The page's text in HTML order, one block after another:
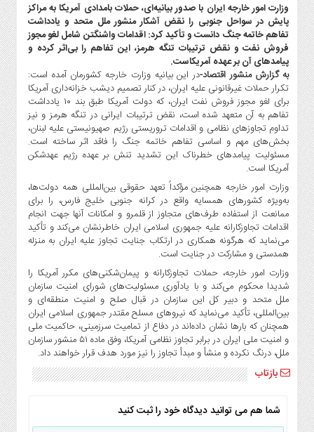
آپ
و
فن
آوری
بانک
،
بیمه
و
ارز
دیجیتال
کشاورزی
و
صنایع
غذایی
سیاسی
و
بین
الملل
نگاه
روز
گوناگون
وزارت امور خارجه ایران با صدور بیانیه‌ای، حملات بامدادی آمریکا به مراکز
پایش در سواحل جنوبی را نقض آشکار منشور ملل متحد و یادداشت
تفاهم خاتمه جنگ دانست و تأکید کرد: اقدامات واشنگتن شامل لغو مجوز
فروش نفت و نقض ترتیبات تنگه هرمز، این تفاهم را بی‌اثر کرده و
پیامدهای آن بر عهده آمریکاست.
به گزارش منشور اقتصاد-در این بیانیه وزارت خارجه کشورمان آمده است:
تکرار حملات غیرقانونی علیه ایران، در کنار تصمیم دیشب خزانه‌داری آمریکا
برای لغو مجوز فروش نفت ایران، که دولت آمریکا طبق بند ۱۰ یادداشت
تفاهم به آن متعهد شده است، نقض ترتیبات ایرانی در تنگه هرمز و نیز
تداوم تجاوزهای نظامی و اقدامات تروریستی رژیم صهیونیستی علیه لبنان،
بخش‌های مهم و اساسی تفاهم خاتمه جنگ را فاقد اثر ساخته است.
مسئولیت پیامدهای خطرناک این تشدید تنش بر عهده رژیم عهدشکن
آمریکا است.
وزارت امور خارجه همچنین مؤکداً تعهد حقوقی بین‌المللی همه دولت‌ها،
به‌ویژه کشورهای همسایه واقع در کرانه جنوبی خلیج فارس، را برای
ممانعت از استفاده طرف‌های متجاوز از قلمرو و امکانات آنها جهت انجام
اقدامات تجاوزکارانه علیه جمهوری اسلامی ایران خاطرنشان می‌کند و تأکید
می‌نماید که هرگونه همکاری در ارتکاب جنایت تجاوز علیه ایران به منزله
همدستی و مشارکت در جنایت است.
وزارت امور خارجه، حملات تجاوزکارانه و پیمان‌شکنی‌های مکرر آمریکا را
شدیدا محکوم می‌کند و با یادآوری مسئولیت‌های شورای امنیت سازمان
ملل متحد و دبیر کل این سازمان در قبال صلح و امنیت منطقه‌ای و
بین‌المللی، تأکید می‌نماید که نیروهای مسلح مقتدر جمهوری اسلامی ایران
همچنان که بارها نشان داده‌اند در دفاع از تمامیت سرزمینی، حاکمیت ملی
و امنیت ملی ایران در برابر تجاوز نظامی آمریکا، وفق ماده ۵۱ منشور سازمان
ملل، درنگ نکرده و منشأ و مبدأ تجاوز را نیز مورد هدف قرار خواهند داد.
بازتاب
شما هم می توانید دیدگاه خود را ثبت کنید